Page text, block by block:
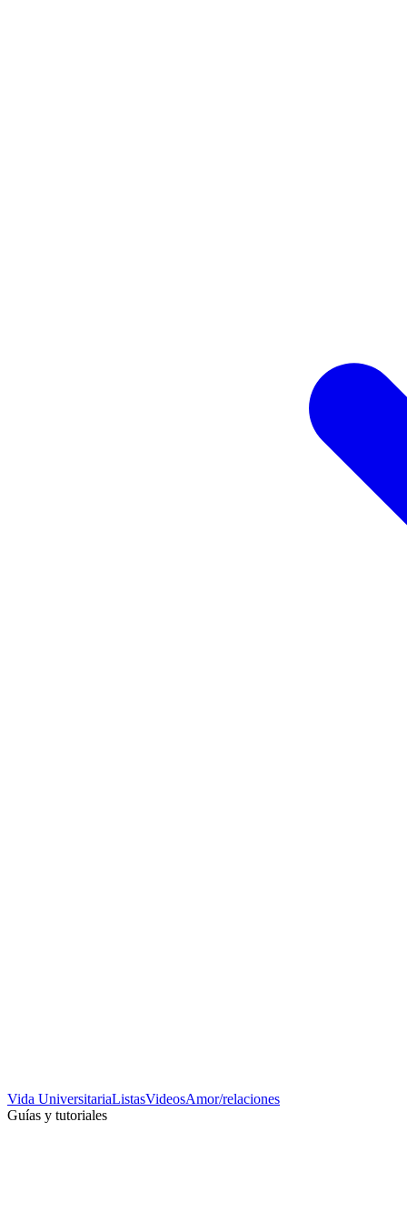
Vida UniversitariaListasVideosAmor/relaciones
Guías y tutoriales